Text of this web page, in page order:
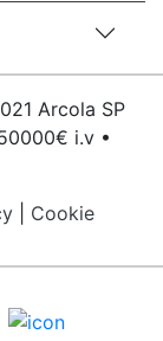
Arcola SP
i.v •
Cookie